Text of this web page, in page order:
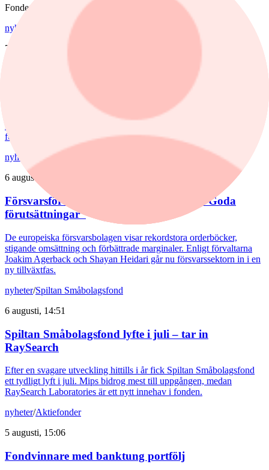
Fonder
nyheter
Aktiefonder
7 augusti, 15:58
Förvaltaren efter Troax rusning:
"Fortsatt stor potential"
Lancelot Sverige steg 8,6% i juli, mot 2,2% för jämförelseindex.
Rapportvinnarna Mips och Troax bidrog till uppgången. I Troax ser
förvaltaren Erik Bertilsson fortsatt stor potential.
nyheter
Försvarsbolag
6 augusti, 17:03
Försvarsförvaltarna spår ny tillväxtfas: ”Goda
förutsättningar”
De europeiska försvarsbolagen visar rekordstora orderböcker,
stigande omsättning och förbättrade marginaler. Enligt förvaltarna
Joakim Agerback och Shayan Heidari går nu försvarssektorn in i en
ny tillväxtfas.
nyheter/Spiltan Småbolagsfond
6 augusti, 14:51
Spiltan Småbolagsfond lyfte i juli – tar in
RaySearch
Efter en svagare utveckling hittills i år fick Spiltan Småbolagsfond
ett tydligt lyft i juli. Mips bidrog mest till uppgången, medan
RaySearch Laboratories är ett nytt innehav i fonden.
nyheter/Aktiefonder
5 augusti, 15:06
Fondvinnare med banktung portfölj